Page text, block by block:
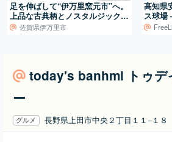
足を伸ばして“伊万里窯元市”へ。
上品な古典柄とノスタルジックな
雰囲気。
佐賀県伊万里市
高知県
ス球場
られる
today's banhmi トゥデ
ー
グルメ 長野県上田市中央２丁目１１−１８